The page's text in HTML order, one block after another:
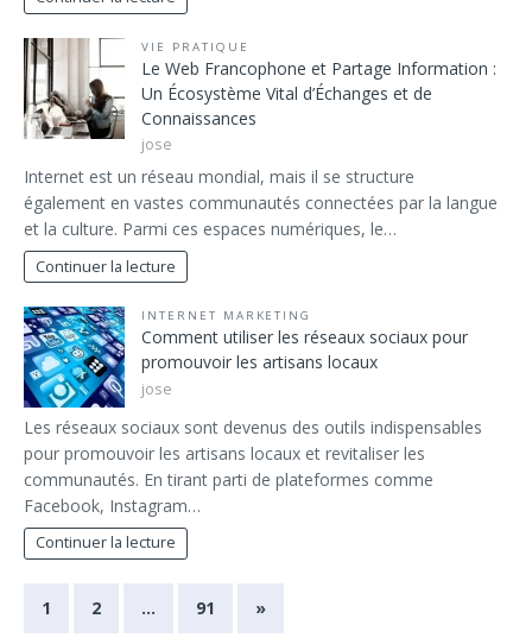
VIE PRATIQUE
Le Web Francophone et Partage Information :
Un Écosystème Vital d’Échanges et de
Connaissances
jose
Internet est un réseau mondial, mais il se structure
également en vastes communautés connectées par la langue
et la culture. Parmi ces espaces numériques, le…
Continuer la lecture
INTERNET MARKETING
Comment utiliser les réseaux sociaux pour
promouvoir les artisans locaux
jose
Les réseaux sociaux sont devenus des outils indispensables
pour promouvoir les artisans locaux et revitaliser les
communautés. En tirant parti de plateformes comme
Facebook, Instagram…
Continuer la lecture
1 2 … 91 »